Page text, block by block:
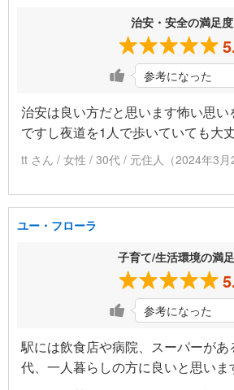
治安・安全の満足度
参考になった
治安は良い方だと思います怖い思
ですし夜道を1人で歩いていても大
tt さん / 女性 / 30代 / 元住人（2024年3月
ユー・フローラ
子育て/生活環境の満
参考になった
駅には飲食店や病院、スーパーが
代、一人暮らしの方に良いと思いま